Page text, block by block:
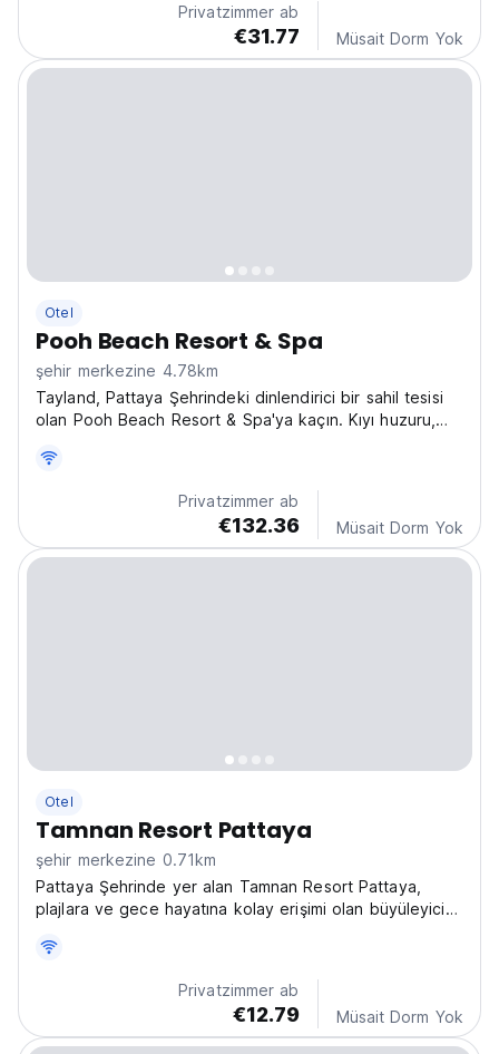
Privatzimmer ab
€31.77 Müsait Dorm Yok
Otel
Pooh Beach Resort & Spa
şehir merkezine 4.78km
Tayland, Pattaya Şehrindeki dinlendirici bir sahil tesisi
olan Pooh Beach Resort & Spa'ya kaçın. Kıyı huzuru,
için rezervasyon yapın! (Auto-translated from original
Privatzimmer ab
€132.36 Müsait Dorm Yok
Otel
Tamnan Resort Pattaya
şehir merkezine 0.71km
Pattaya Şehrinde yer alan Tamnan Resort Pattaya,
plajlara ve gece hayatına kolay erişimi olan büyüleyici
bir tatil köyü. (Auto-translated from original language)
Privatzimmer ab
€12.79 Müsait Dorm Yok